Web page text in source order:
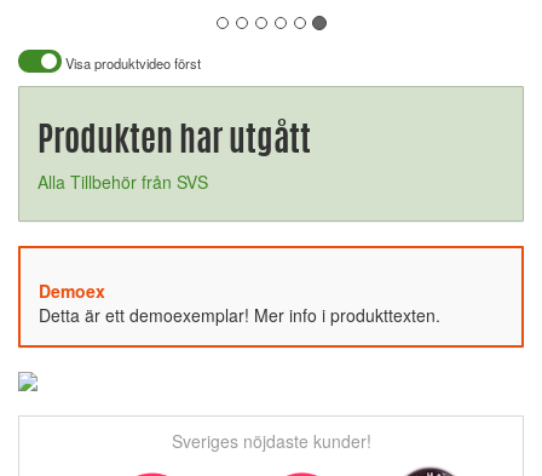
Visa produktvideo först
Produkten har utgått
Alla Tillbehör från SVS
Demoex
Detta är ett demoexemplar! Mer info i produkttexten.
Sveriges nöjdaste kunder!